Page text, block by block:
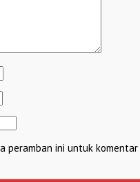
peramban ini untuk